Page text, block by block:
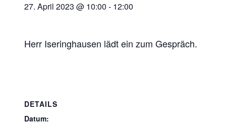
27. April 2023 @ 10:00 - 12:00
Herr Iseringhausen lädt ein zum Gespräch.
DETAILS
Datum: